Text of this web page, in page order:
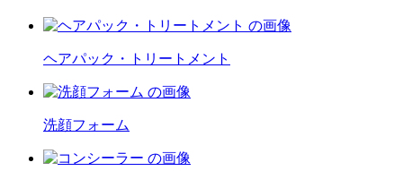
ヘアパック・トリートメント
洗顔フォーム